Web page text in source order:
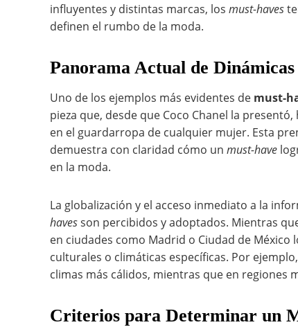
influyentes y distintas marcas, los must-haves
definen el rumbo de la moda.
Panorama Actual de
Uno de los ejemplos más evidentes de must-
pieza que, desde que Coco Chanel la
en el guardarropa de cualquier mujer. Esta
demuestra con claridad cómo un must-have
en la moda.
La globalización y el acceso inmediato a la
havesson percibidos y adoptados. Mientras
en ciudades como Madrid o Ciudad de
culturales o climáticas específicas. Por
climas más cálidos, mientras que en regiones
Criterios para Determinar un